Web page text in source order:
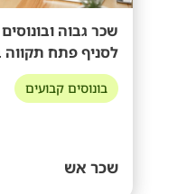
שכר גבוה
לסניף פתח תקווה
בונוסים קבועים
שכר אש